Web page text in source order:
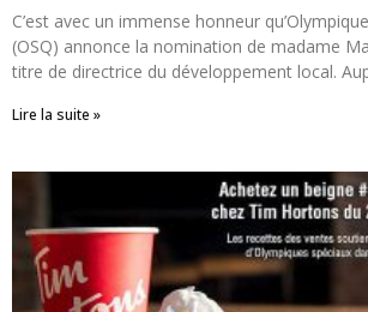
C’est avec un immense honneur
(OSQ) annonce la nomination de madame
titre de directrice du développement local.
Lire la suite »